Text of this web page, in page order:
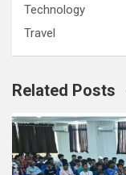
Technology
Travel
Related Posts